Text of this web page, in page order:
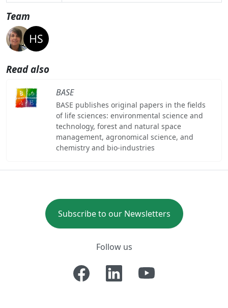
Team
Read also
BASE
BASE publishes original papers in the fields
of life sciences: environmental science and
technology, forest and natural space
management, agronomical science, and
chemistry and bio-industries
Subscribe to our Newsletters
Follow us